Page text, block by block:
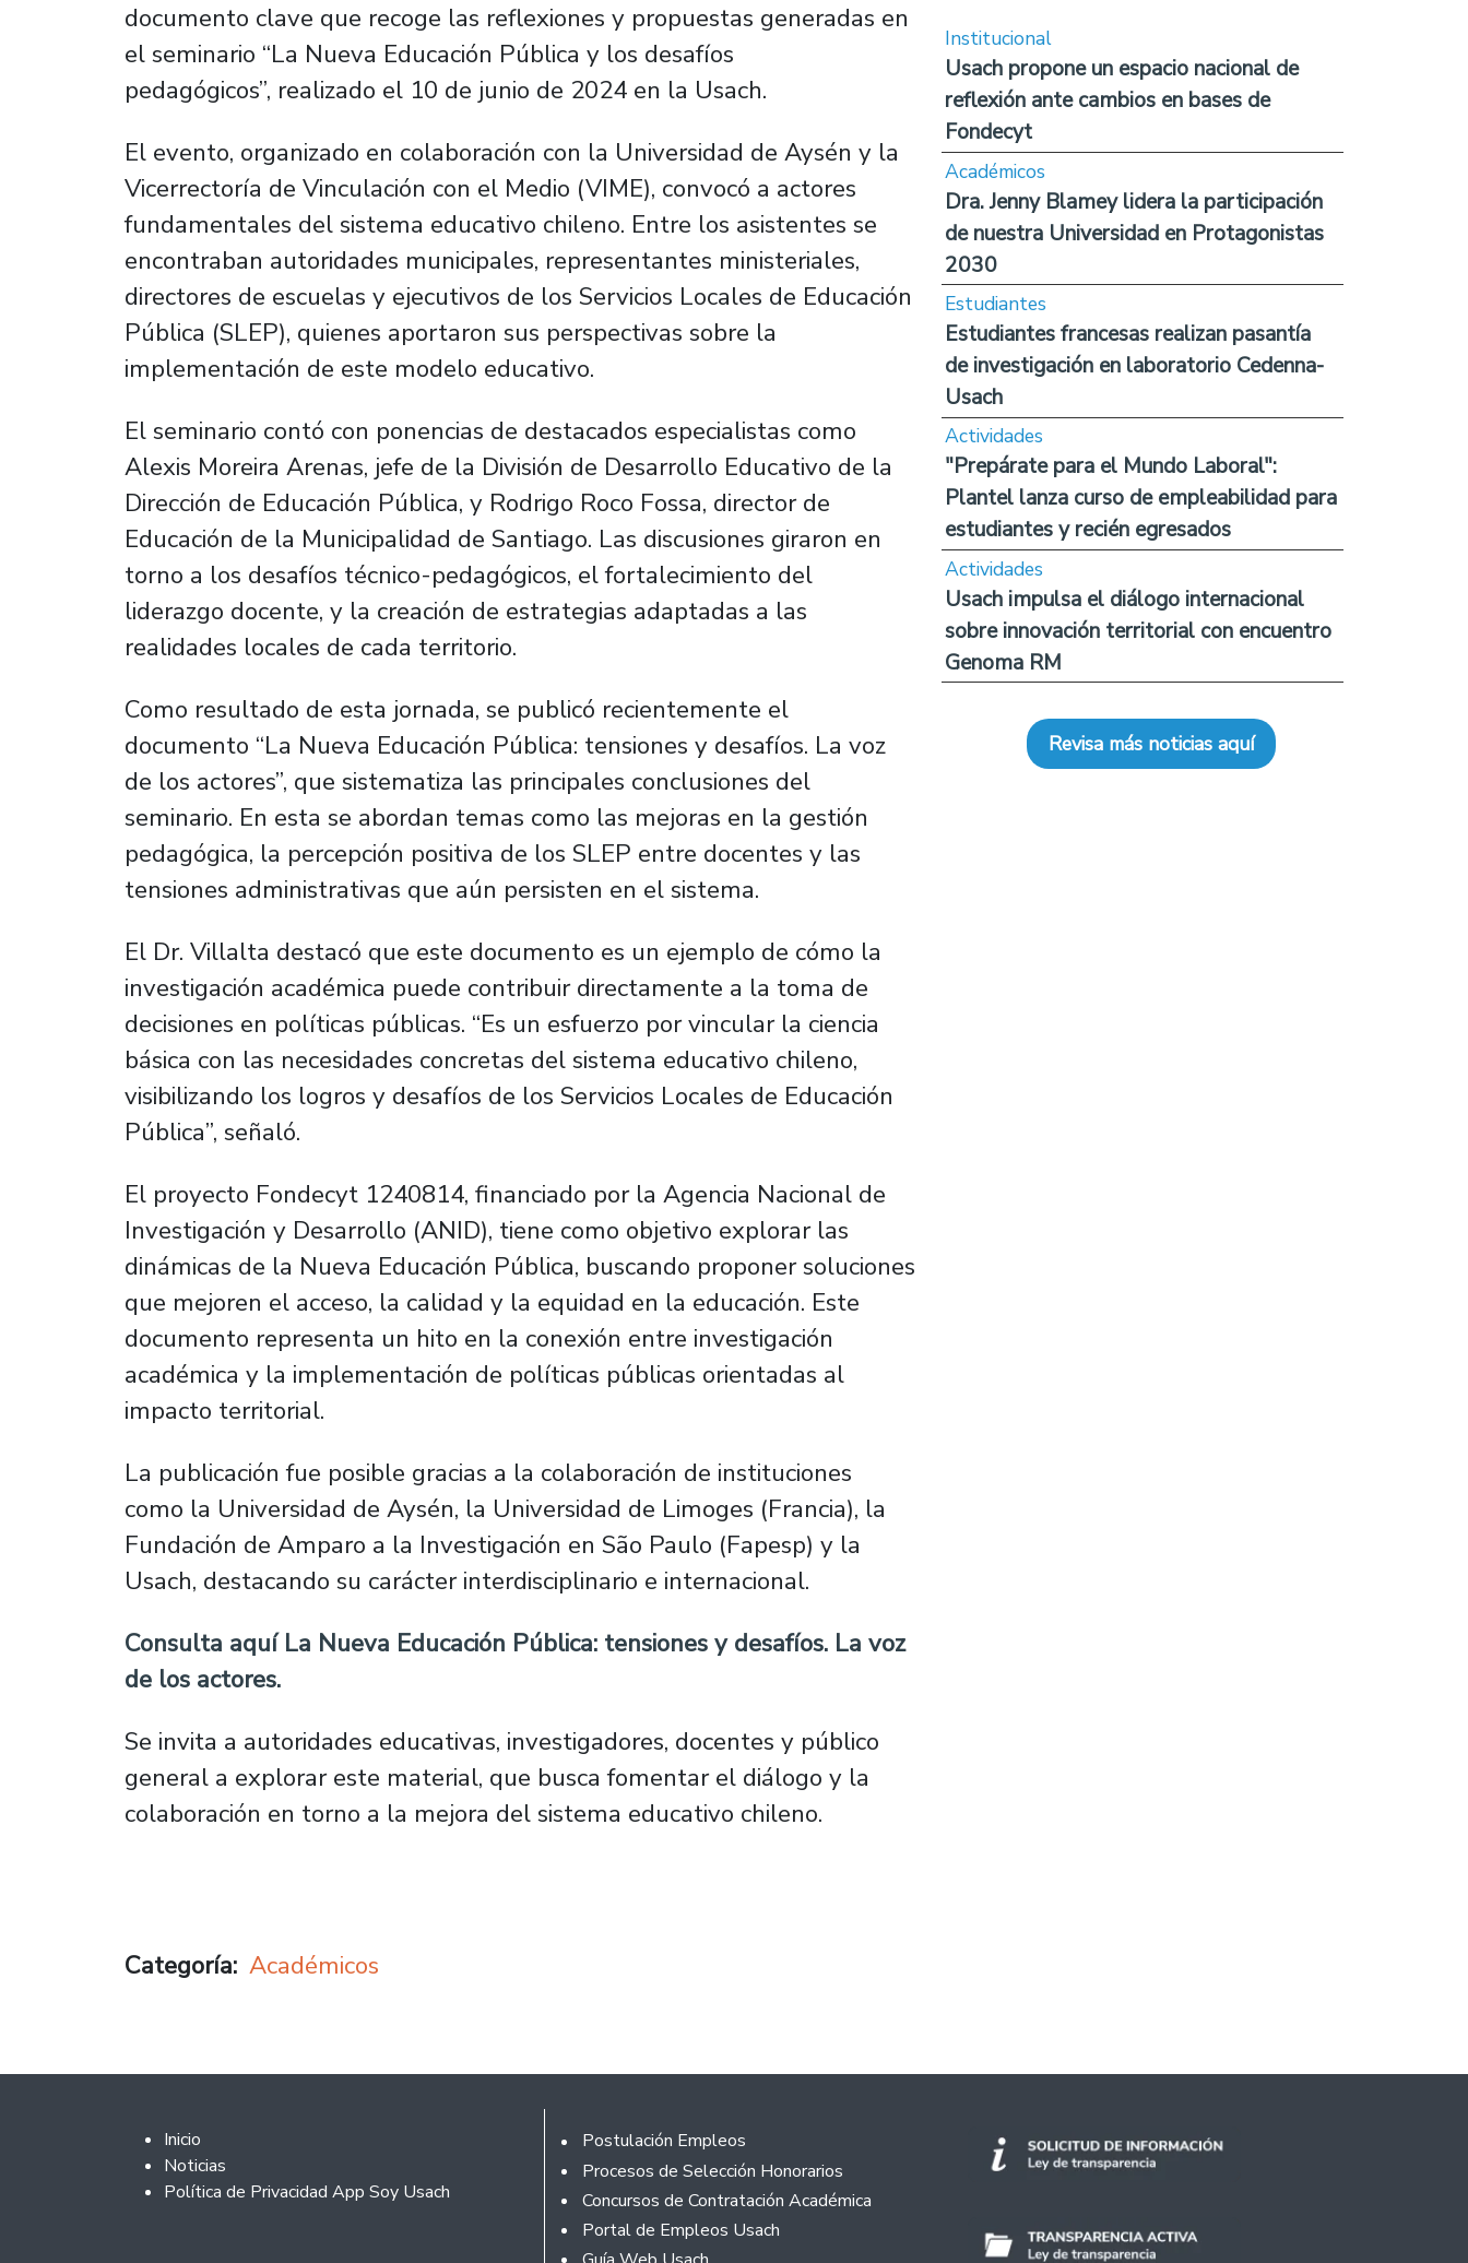
documento clave que recoge las reflexiones y propuestas generadas en
el seminario “La Nueva Educación Pública y los desafíos
pedagógicos”, realizado el 10 de junio de 2024 en la Usach.
El evento, organizado en colaboración con la Universidad de Aysén y la
Vicerrectoría de Vinculación con el Medio (VIME), convocó a actores
fundamentales del sistema educativo chileno. Entre los asistentes se
encontraban autoridades municipales, representantes ministeriales,
directores de escuelas y ejecutivos de los Servicios Locales de Educación
Pública (SLEP), quienes aportaron sus perspectivas sobre la
implementación de este modelo educativo.
El seminario contó con ponencias de destacados especialistas como
Alexis Moreira Arenas, jefe de la División de Desarrollo Educativo de la
Dirección de Educación Pública, y Rodrigo Roco Fossa, director de
Educación de la Municipalidad de Santiago. Las discusiones giraron en
torno a los desafíos técnico-pedagógicos, el fortalecimiento del
liderazgo docente, y la creación de estrategias adaptadas a las
realidades locales de cada territorio.
Como resultado de esta jornada, se publicó recientemente el
documento “La Nueva Educación Pública: tensiones y desafíos. La voz
de los actores”, que sistematiza las principales conclusiones del
seminario. En esta se abordan temas como las mejoras en la gestión
pedagógica, la percepción positiva de los SLEP entre docentes y las
tensiones administrativas que aún persisten en el sistema.
El Dr. Villalta destacó que este documento es un ejemplo de cómo la
investigación académica puede contribuir directamente a la toma de
decisiones en políticas públicas. “Es un esfuerzo por vincular la ciencia
básica con las necesidades concretas del sistema educativo chileno,
visibilizando los logros y desafíos de los Servicios Locales de Educación
Pública”, señaló.
El proyecto Fondecyt 1240814, financiado por la Agencia Nacional de
Investigación y Desarrollo (ANID), tiene como objetivo explorar las
dinámicas de la Nueva Educación Pública, buscando proponer soluciones
que mejoren el acceso, la calidad y la equidad en la educación. Este
documento representa un hito en la conexión entre investigación
académica y la implementación de políticas públicas orientadas al
impacto territorial.
La publicación fue posible gracias a la colaboración de instituciones
como la Universidad de Aysén, la Universidad de Limoges (Francia), la
Fundación de Amparo a la Investigación en São Paulo (Fapesp) y la
Usach, destacando su carácter interdisciplinario e internacional.
Consulta aquíLa Nueva Educación Pública: tensiones y desafíos. La voz
de los actores.
Se invita a autoridades educativas, investigadores, docentes y público
general a explorar este material, que busca fomentar el diálogo y la
colaboración en torno a la mejora del sistema educativo chileno.
Categoría Académicos
Institucional
Usach propone un espacio nacional de
reflexión ante cambios en bases de
Fondecyt
Académicos
Dra. Jenny Blamey lidera la participación
de nuestra Universidad en Protagonistas
2030
Estudiantes
Estudiantes francesas realizan pasantía
de investigación en laboratorio Cedenna-
Usach
Actividades
"Prepárate para el Mundo Laboral":
Plantel lanza curso de empleabilidad para
estudiantes y recién egresados
Actividades
Usach impulsa el diálogo internacional
sobre innovación territorial con encuentro
Genoma RM
Revisa más noticias aquí
Footer 2
Inicio
Noticias
Política de Privacidad App Soy Usach
Footer
Postulación Empleos
Procesos de Selección Honorarios
Concursos de Contratación Académica
Portal de Empleos Usach